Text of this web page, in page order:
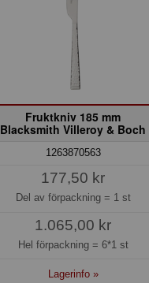
Fruktkniv 185 mm
Blacksmith Villeroy & Boch
1263870563
177,50 kr
Del av förpackning = 1 st
1.065,00 kr
Hel förpackning = 6*1 st
Lagerinfo »